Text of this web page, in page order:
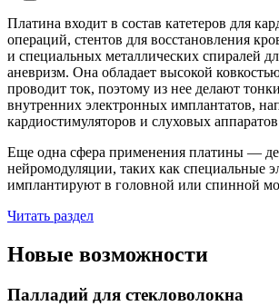
Платина входит в состав катетеров для
операций, стентов для восстановления
и специальных металлических спиралей
аневризм. Она обладает высокой
проводит ток, поэтому из нее делают
внутренних электронных имплантатов,
кардиостимуляторов и слуховых
Еще одна сфера применения платины —
нейромодуляции, таких как специальные
имплантируют в головной или спинной
Читать раздел
Новые возможности
Палладий для стекловолокна